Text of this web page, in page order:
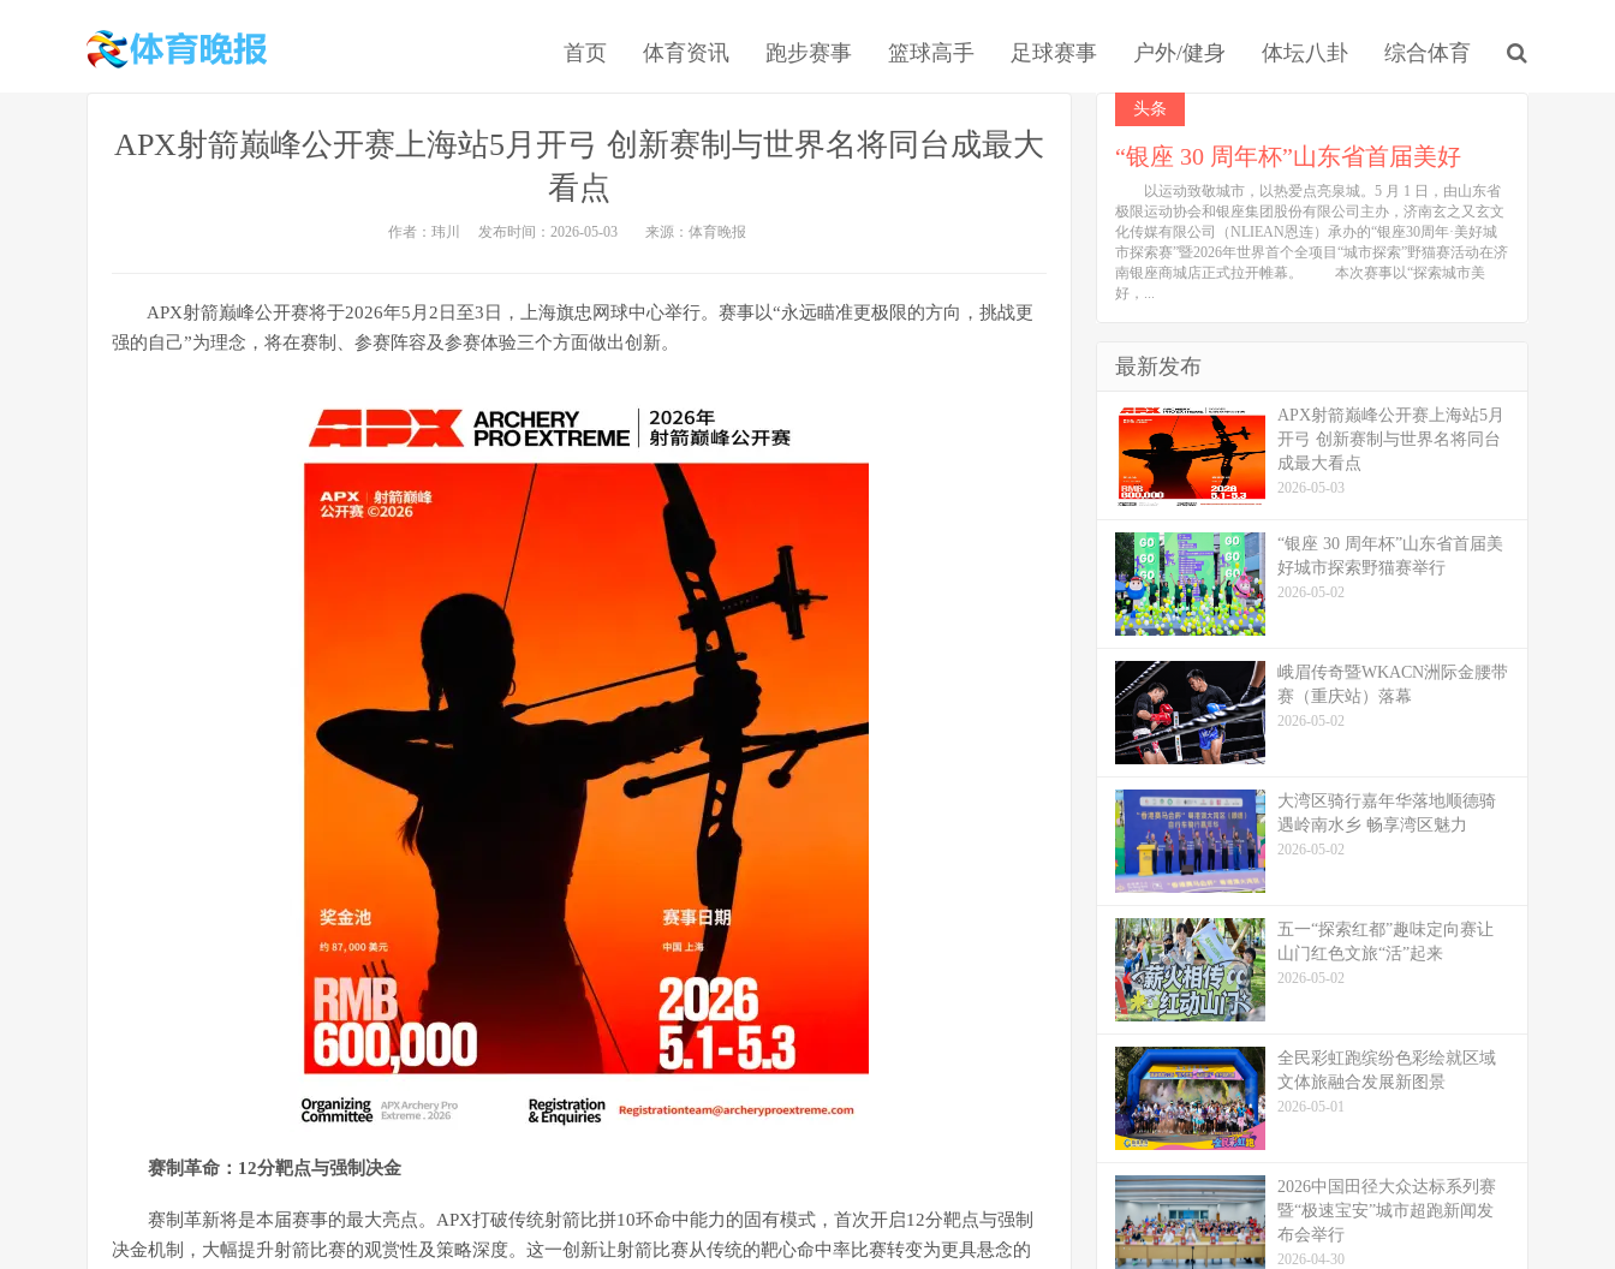
首页 体育资讯 跑步赛事 篮球高手 足球赛事 户外/健身 体坛八卦 综合体育
APX射箭巅峰公开赛上海站5月开弓 创新赛制与世界名将同台成最大
看点
作者：玮川 发布时间：2026-05-03 来源：体育晚报
APX射箭巅峰公开赛将于2026年5月2日至3日，上海旗忠网球中心举行。赛事以“永远瞄准更极限的方向，挑战更
强的自己”为理念，将在赛制、参赛阵容及参赛体验三个方面做出创新。
赛制革命：12分靶点与强制决金
赛制革新将是本届赛事的最大亮点。APX打破传统射箭比拼10环命中能力的固有模式，首次开启12分靶点与强制
决金机制，大幅提升射箭比赛的观赏性及策略深度。这一创新让射箭比赛从传统的靶心命中率比赛转变为更具悬念的
头条
“银座 30 周年杯”山东省首届美好
以运动致敬城市，以热爱点亮泉城。5 月 1 日，由山东省
极限运动协会和银座集团股份有限公司主办，济南玄之又玄文
化传媒有限公司（NLIEAN恩连）承办的“银座30周年·美好城
市探索赛”暨2026年世界首个全项目“城市探索”野猫赛活动在济
南银座商城店正式拉开帷幕。 本次赛事以“探索城市美
好，...
最新发布
APX射箭巅峰公开赛上海站5月
开弓 创新赛制与世界名将同台
成最大看点
2026-05-03
“银座 30 周年杯”山东省首届美
好城市探索野猫赛举行
2026-05-02
峨眉传奇暨WKACN洲际金腰带
赛（重庆站）落幕
2026-05-02
大湾区骑行嘉年华落地顺德骑
遇岭南水乡 畅享湾区魅力
2026-05-02
五一“探索红都”趣味定向赛让
山门红色文旅“活”起来
2026-05-02
全民彩虹跑缤纷色彩绘就区域
文体旅融合发展新图景
2026-05-01
2026中国田径大众达标系列赛
暨“极速宝安”城市超跑新闻发
布会举行
2026-04-30